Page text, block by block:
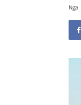
Nga